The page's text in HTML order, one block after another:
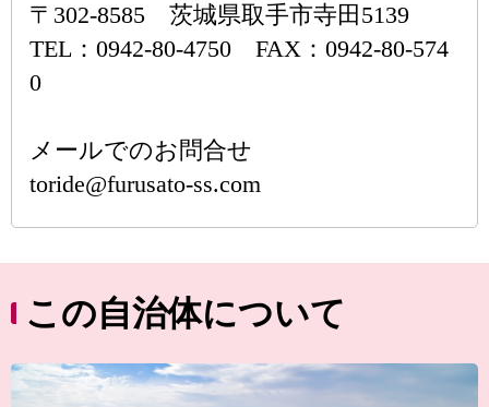
〒302-8585 茨城県取手市寺田5139
TEL：0942-80-4750 FAX：0942-80-574
0
メールでのお問合せ
toride@furusato-ss.com
この自治体について